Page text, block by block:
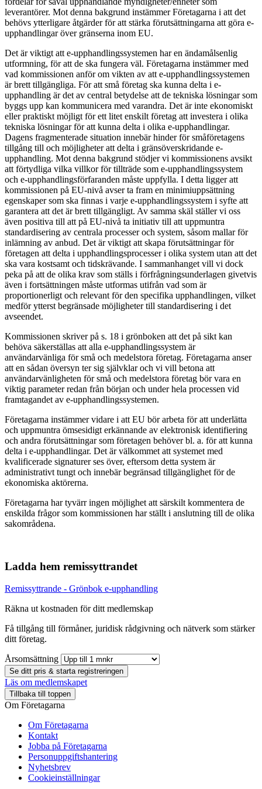
leverantörer. Mot denna bakgrund instämmer Företagarna i att det
behövs ytterligare åtgärder för att stärka förutsättningarna att göra e-
upphandlingar över gränserna inom EU.
Det är viktigt att e-upphandlingssystemen har en ändamålsenlig
utformning, för att de ska fungera väl. Företagarna instämmer med
vad kommissionen anför om vikten av att e-upphandlingssystemen
är brett tillgängliga. För att små företag ska kunna delta i e-
upphandling är det av central betydelse att de tekniska lösningar som
byggs upp kan kommunicera med varandra. Det är inte ekonomiskt
eller praktiskt möjligt för ett litet enskilt företag att investera i olika
tekniska lösningar för att kunna delta i olika e-upphandlingar.
Dagens fragmenterade situation innebär hinder för småföretagens
tillgång till och möjligheter att delta i gränsöverskridande e-
upphandling. Mot denna bakgrund stödjer vi kommissionens avsikt
att förtydliga vilka villkor för tillträde som e-upphandlingssystem
och e-upphandlingsförfaranden måste uppfylla. I detta ligger att
kommissionen på EU-nivå avser ta fram en minimiuppsättning
egenskaper som ska finnas i varje e-upphandlingssystem i syfte att
garantera att det är brett tillgängligt. Av samma skäl ställer vi oss
även positiva till att på EU-nivå ta initiativ till att uppmuntra
standardisering av centrala processer och system, såsom mallar för
inlämning av anbud. Det är viktigt att skapa förutsättningar för
företagen att delta i upphandlingsprocesser i olika system utan att det
ska vara kostsamt och tidskrävande. I sammanhanget vill vi dock
peka på att de olika krav som ställs i förfrågningsunderlagen givetvis
även i fortsättningen måste utformas utifrån vad som är
proportionerligt och relevant för den specifika upphandlingen, vilket
medför ytterst begränsade möjligheter till standardisering i det
avseendet.
Kommissionen skriver på s. 18 i grönboken att det på sikt kan
behöva säkerställas att alla e-upphandlingssystem är
användarvänliga för små och medelstora företag. Företagarna anser
att en sådan översyn ter sig självklar och vi vill betona att
användarvänligheten för små och medelstora företag bör vara en
viktig parameter redan från början och under hela processen vid
framtagandet av e-upphandlingssystemen.
Företagarna instämmer vidare i att EU bör arbeta för att underlätta
och uppmuntra ömsesidigt erkännande av elektronisk identifiering
och andra förutsättningar som företagen behöver bl. a. för att kunna
delta i e-upphandlingar. Det är välkommet att systemet med
kvalificerade signaturer ses över, eftersom detta system är
administrativt tungt och innebär begränsad tillgänglighet för de
ekonomiska aktörerna.
Företagarna har tyvärr ingen möjlighet att särskilt kommentera de
enskilda frågor som kommissionen har ställt i anslutning till de olika
sakområdena.
Ladda hem remissyttrandet
Remissyttrande - Grönbok e-upphandling
Räkna ut kostnaden för ditt medlemskap
Få tillgång till förmåner, juridisk rådgivning och nätverk som stärker
ditt företag.
Årsomsättning
Se ditt pris & starta registreringen
Läs om medlemskapet
Tillbaka till toppen
Om Företagarna
Om Företagarna
Kontakt
Jobba på Företagarna
Personuppgiftshantering
Nyhetsbrev
Cookieinställningar